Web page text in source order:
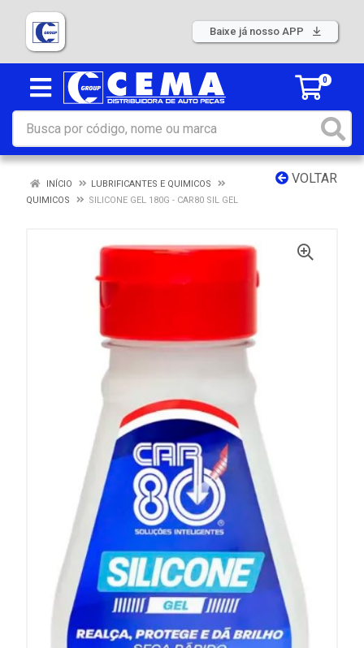
Baixe já nosso APP
0
VOLTAR
INÍCIO
LUBRIFICANTES E QUIMICOS
QUIMICOS
SILICONE GEL 180G - CAR80 SIL GEL